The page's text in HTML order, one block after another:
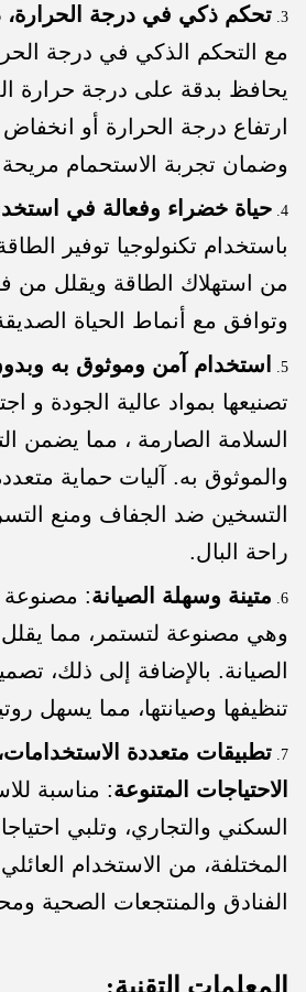
تحكم ذكي في درجة
مع التحكم الذكي في درجة
يحافظ بدقة على درجة حرارة
ارتفاع درجة الحرارة أو
وضمان تجربة الاستحمام مريحة
حياة خضراء وفعالة في
باستخدام تكنولوجيا توفير
من استهلاك الطاقة ويقلل من
وتوافق مع أنماط الحياة الصديقة
استخدام آمن وموثوق به
تصنيعها بمواد عالية الجودة و
السلامة الصارمة ، مما يضمن
والموثوق به. آليات حماية
التسخين ضد الجفاف ومنع
راحة البال.
متينة وسهلة الصيانة: مصنوعة
وهي مصنوعة لتستمر، مما
الصيانة. بالإضافة إلى ذلك،
تنظيفها وصيانتها، مما يسهل
تطبيقات متعددة الاستخدامات،
الاحتياجات المتنوعة: مناسبة
السكني والتجاري، وتلبي
المختلفة، من الاستخدام
الفنادق والمنتجعات الصحية